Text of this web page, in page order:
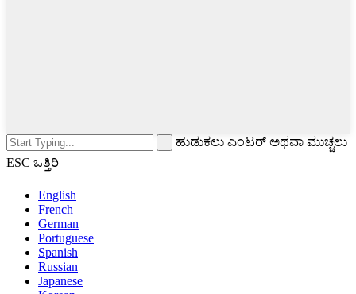
ಹುಡುಕಲು ಎಂಟರ್ ಅಥವಾ ಮುಚ್ಚಲು
ESC ಒತ್ತಿರಿ
English
French
German
Portuguese
Spanish
Russian
Japanese